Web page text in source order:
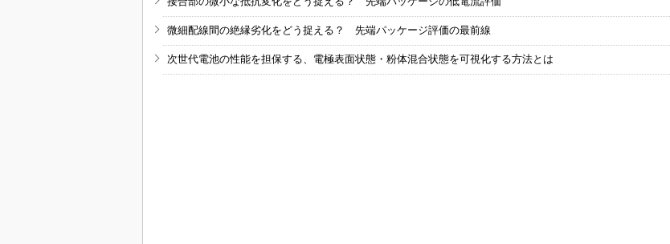
微細配線間の絶縁劣化をどう捉える？ 先端パッケージ評価の最前線
次世代電池の性能を担保する、電極表面状態・粉体混合状態を可視化する方法とは